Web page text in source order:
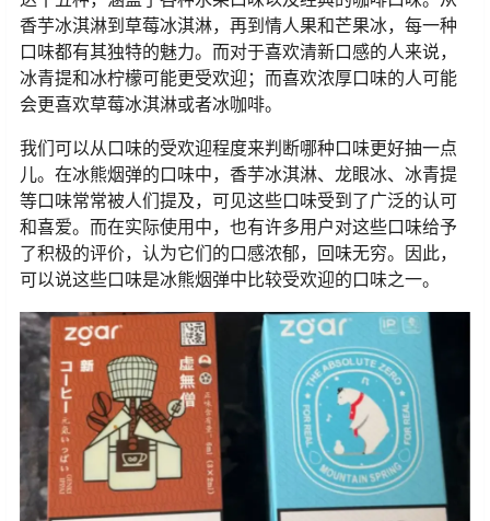
香芋冰淇淋到草莓冰淇淋，再到情人果和芒果冰，每一种
口味都有其独特的魅力。而对于喜欢清新口感的人来说，
冰青提和冰柠檬可能更受欢迎；而喜欢浓厚口味的人可能
会更喜欢草莓冰淇淋或者冰咖啡。
我们可以从口味的受欢迎程度来判断哪种口味更好抽一点
儿。在冰熊烟弹的口味中，香芋冰淇淋、龙眼冰、冰青提
等口味常常被人们提及，可见这些口味受到了广泛的认可
和喜爱。而在实际使用中，也有许多用户对这些口味给予
了积极的评价，认为它们的口感浓郁，回味无穷。因此，
可以说这些口味是冰熊烟弹中比较受欢迎的口味之一。